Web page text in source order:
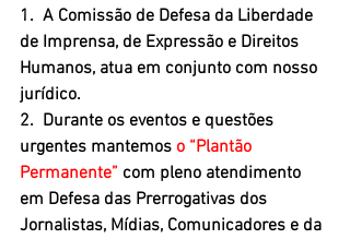
1.  A Comissão de Defesa da Liberdade
de Imprensa, de Expressão e Direitos
Humanos, atua em conjunto com nosso
jurídico.
2.  Durante os eventos e questões
urgentes mantemos o “Plantão
Permanente” com pleno atendimento
em Defesa das Prerrogativas dos
Jornalistas, Mídias, Comunicadores e da